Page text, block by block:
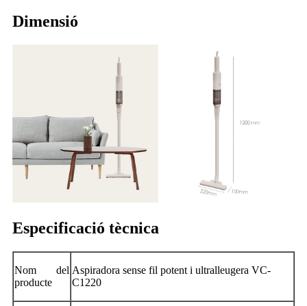
Dimensió
Especificació tècnica
Nom del
producte
Aspiradora sense fil potent i ultralleugera VC-
C1220